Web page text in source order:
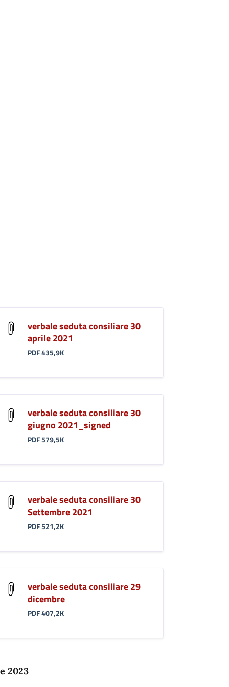
verbale seduta consiliare 30
aprile 2021
PDF 435,9K
verbale seduta consiliare 30
giugno 2021_signed
PDF 579,5K
verbale seduta consiliare 30
Settembre 2021
PDF 521,2K
verbale seduta consiliare 29
dicembre
PDF 407,2K
2023